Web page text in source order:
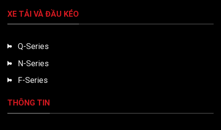
XE TẢI VÀ ĐẦU KÉO
Q-Series
N-Series
F-Series
THÔNG TIN